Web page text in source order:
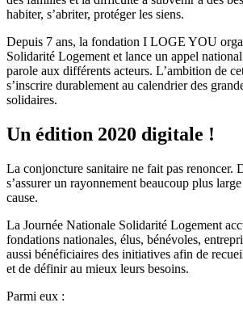
habiter, s’abriter, protéger les siens.
Depuis 7 ans, la fondation I LOGE YOU
Solidarité Logement et lance un appel
parole aux différents acteurs. L’ambition de
s’inscrire durablement au calendrier des
solidaires.
Un édition 2020 digitale !
La conjoncture sanitaire ne fait pas renoncer.
s’assurer un rayonnement beaucoup plus
cause.
La Journée Nationale Solidarité Logement
fondations nationales, élus, bénévoles,
aussi bénéficiaires des initiatives afin de
et de définir au mieux leurs besoins.
Parmi eux :